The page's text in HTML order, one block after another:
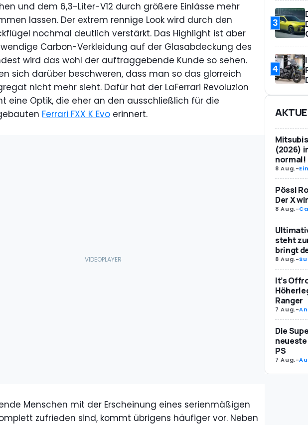
und dem 6,3-Liter-V12 durch größere Einlässe mehr
lassen. Der extrem rennige Look wird durch den
nochmal deutlich verstärkt. Das Highlight ist aber
Carbon-Verkleidung auf der Glasabdeckung des
wird das wohl der auftraggebende Kunde so sehen.
sich darüber beschweren, dass man so das glorreich
nicht mehr sieht. Dafür hat der LaFerrari Revoluzion
eine Optik, die eher an den ausschließlich für die
Ferrari FXX K Evo erinnert.
Menschen mit der Erscheinung eines serienmäßigen
zufrieden sind, kommt übrigens häufiger vor. Neben
3
4
(2026)
normal!
8 Aug.-
Pössl
Der X
8 Aug.-
steht
bringt
8 Aug.-
It’s
Ranger
7 Aug.-
Die
PS
7 Aug.-